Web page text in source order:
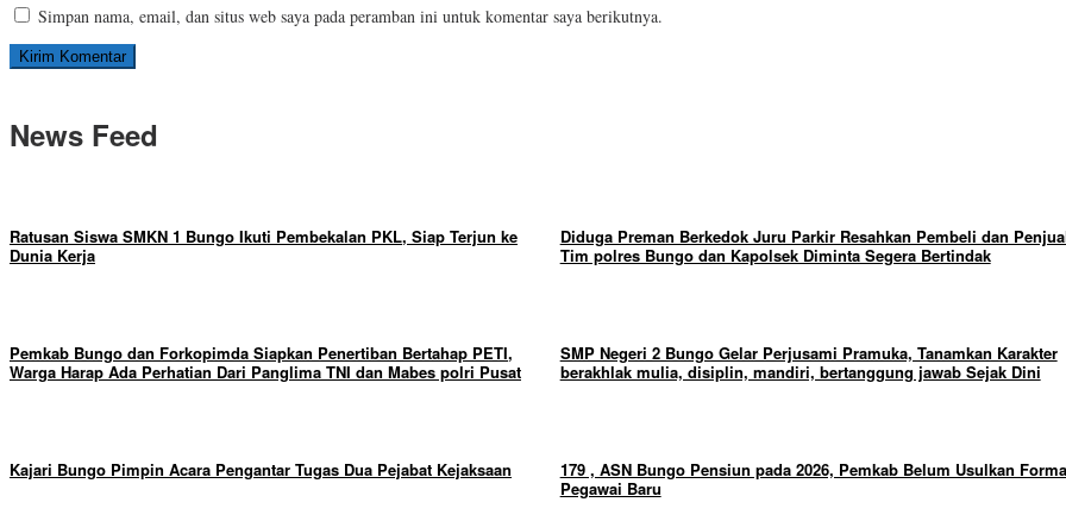
Simpan nama, email, dan situs web saya pada peramban ini untuk komentar saya berikutnya.
News Feed
Ratusan Siswa SMKN 1 Bungo Ikuti Pembekalan PKL, Siap Terjun ke
Dunia Kerja
Diduga Preman Berkedok Juru Parkir Resahkan Pembeli dan
Tim polres Bungo dan Kapolsek Diminta Segera Bertindak
Pemkab Bungo dan Forkopimda Siapkan Penertiban Bertahap PETI,
Warga Harap Ada Perhatian Dari Panglima TNI dan Mabes polri Pusat
SMP Negeri 2 Bungo Gelar Perjusami Pramuka, Tanamkan Karakter
berakhlak mulia, disiplin, mandiri, bertanggung jawab Sejak Dini
Kajari Bungo Pimpin Acara Pengantar Tugas Dua Pejabat Kejaksaan
179 , ASN Bungo Pensiun pada 2026, Pemkab Belum Usulkan
Pegawai Baru